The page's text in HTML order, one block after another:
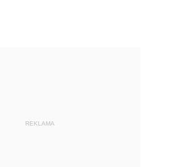
REKLAMA